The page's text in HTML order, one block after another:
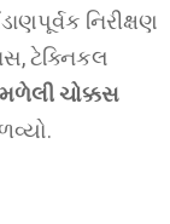
નિરીક્ષણ
ટેક્નિકલ
ચોક્કસ